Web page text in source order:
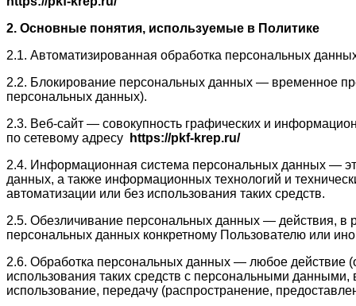
2. Основные понятия, используемые в Политике
2.1. Автоматизированная обработка персональных
2.2. Блокирование персональных данных — временное
персональных данных).
2.3. Веб-сайт — совокупность графических и
по сетевому адресу
https://pkf-krep.ru/
2.4. Информационная система персональных данных —
данных, а также информационных технологий и
автоматизации или без использования таких средств.
2.5. Обезличивание персональных данных — действия, в
персональных данных конкретному Пользователю или
2.6. Обработка персональных данных — любое действие
использования таких средств с персональными
использование, передачу (распространение,